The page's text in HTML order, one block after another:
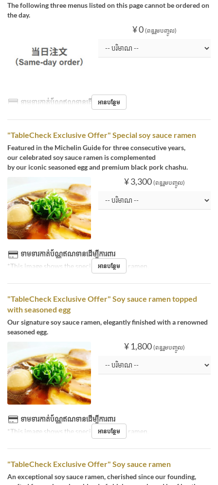
The following three menus listed on this page cannot be ordered on
the day.
¥ 0 (ពន្ធរួមបញ្ចូល)
ទាមទារកាត់ប័ណ្ណឥណទានដើម្បីការពារ
អានបន្ថែម
"TableCheck Exclusive Offer" Special soy sauce ramen
Featured in the Michelin Guide for three consecutive years,
our celebrated soy sauce ramen is complemented
by our iconic seasoned egg and premium black pork chashu.
¥ 3,300 (ពន្ធរួមបញ្ចូល)
ទាមទារកាត់ប័ណ្ណឥណទានដើម្បីការពារ
*This image shows the special soy sauce ramen.
អានបន្ថែម
"TableCheck Exclusive Offer" Soy sauce ramen topped
with seasoned egg
Our signature soy sauce ramen, elegantly finished with a renowned
seasoned egg.
¥ 1,800 (ពន្ធរួមបញ្ចូល)
ទាមទារកាត់ប័ណ្ណឥណទានដើម្បីការពារ
*This image shows the special soy sauce ramen.
អានបន្ថែម
"TableCheck Exclusive Offer" Soy sauce ramen
An exceptional soy sauce ramen, cherished since our founding,